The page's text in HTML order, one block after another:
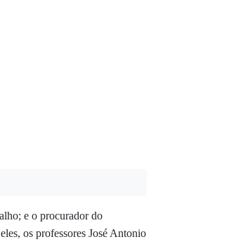
e o procurador do
os professores José Antonio